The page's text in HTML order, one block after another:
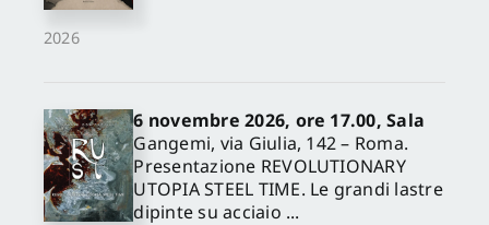
2026
6 novembre 2026, ore 17.00, Sala
Gangemi, via Giulia, 142 – Roma.
Presentazione REVOLUTIONARY
UTOPIA STEEL TIME. Le grandi lastre
dipinte su acciaio ...